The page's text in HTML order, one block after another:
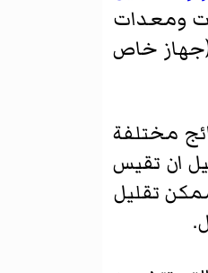
ومعدات
(جهاز خاص
مختلفة
ان تقيس
تقليل